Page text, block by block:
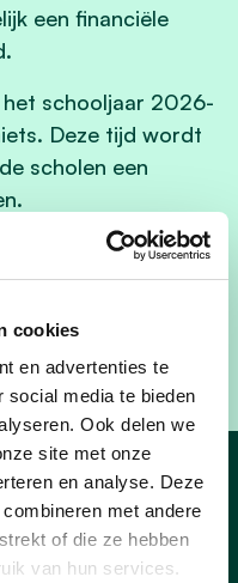
cookies
en advertenties te
social media te bieden
Ook delen we
site met onze
en analyse. Deze
met andere
of die ze hebben
van hun services.
een financiële
het schooljaar 2026-
Deze tijd wordt
scholen een
aan de pols
voor ons de